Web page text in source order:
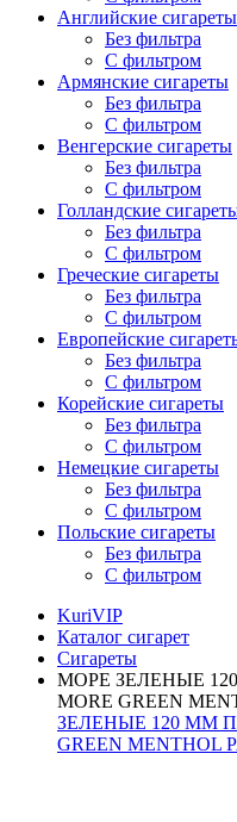
Английские сигареты
Без фильтра
С фильтром
Армянские сигареты
Без фильтра
С фильтром
Венгерские сигареты
Без фильтра
С фильтром
Голландские
Без фильтра
С фильтром
Греческие сигареты
Без фильтра
С фильтром
Европейские
Без фильтра
С фильтром
Корейские сигареты
Без фильтра
С фильтром
Немецкие сигареты
Без фильтра
С фильтром
Польские сигареты
Без фильтра
С фильтром
KuriVIP
Каталог сигарет
Сигареты
МОРЕ ЗЕЛЕНЫЕ
MORE GREEN
ЗЕЛЕНЫЕ 120 ММ
GREEN MENTHOL